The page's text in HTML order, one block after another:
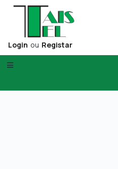
Login ou Registar